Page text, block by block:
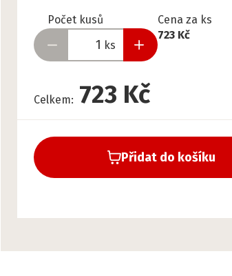
Počet kusů
ks
Připraveno
Cena za ks
723 Kč
Celkem: 723 Kč
Přidat do košíku